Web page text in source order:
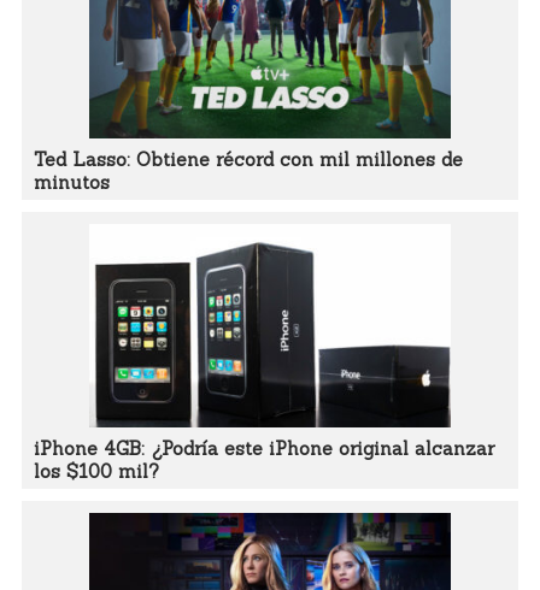
Ted Lasso: Obtiene récord con mil millones de
minutos
iPhone 4GB: ¿Podría este iPhone original alcanzar
los $100 mil?